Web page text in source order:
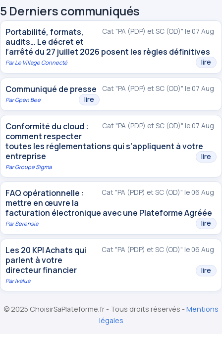
5 Derniers communiqués
Cat "PA (PDP) et SC (OD)" le 07 Aug
Portabilité, formats,
audits… Le décret et
l’arrêté du 27 juillet 2026 posent les règles définitives
lire
ParLe Village Connecté
Cat "PA (PDP) et SC (OD)" le 07 Aug
Communiqué de presse
lire
ParOpen Bee
Cat "PA (PDP) et SC (OD)" le 07 Aug
Conformité du cloud :
comment respecter
toutes les réglementations qui s’appliquent à votre
entreprise
lire
ParGroupe Sigma
Cat "PA (PDP) et SC (OD)" le 06 Aug
FAQ opérationnelle :
mettre en œuvre la
facturation électronique avec une Plateforme Agréée
lire
ParSerensia
Cat "PA (PDP) et SC (OD)" le 06 Aug
Les 20 KPI Achats qui
parlent à votre
directeur financier
lire
ParIvalua
© 2025 ChoisirSaPlateforme.fr - Tous droits réservés -Mentions
légales